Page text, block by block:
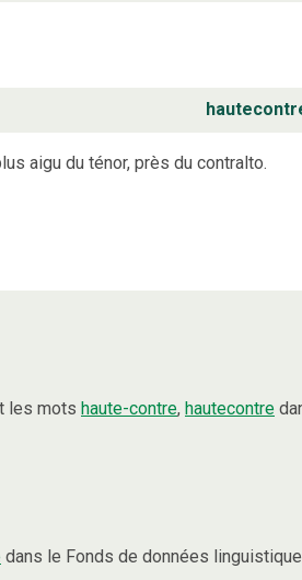
aigu du ténor, près du contralto.
les mots haute-contre, hautecontre
dans le Fonds de données